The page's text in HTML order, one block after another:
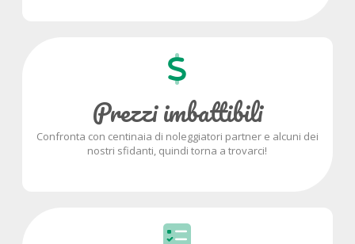
Prezzi imbattibili
Confronta con centinaia di noleggiatori partner e alcuni dei
nostri sfidanti, quindi torna a trovarci!